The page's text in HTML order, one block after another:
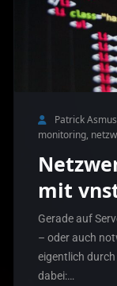
Patrick Asmus
monitoring,
mit
Gerade auf
– oder auch
eigentlich
dabei:…